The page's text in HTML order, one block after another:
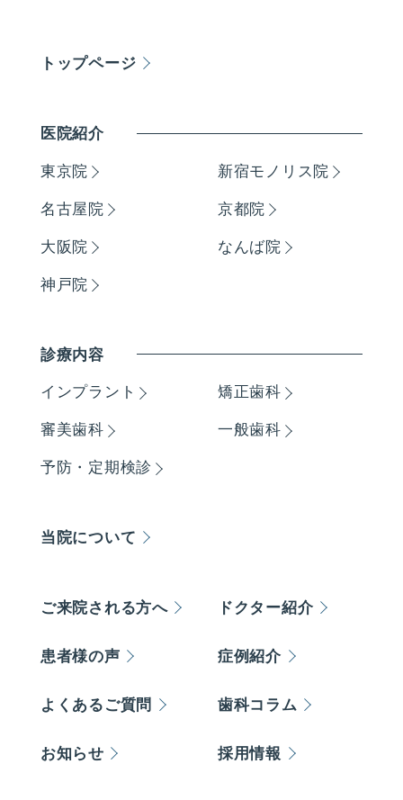
トップページ
医院紹介
東京院 新宿モノリス院
名古屋院 京都院
大阪院 なんば院
神戸院
診療内容
インプラント 矯正歯科
審美歯科 一般歯科
予防・定期検診
当院について
ご来院される方へ ドクター紹介
患者様の声 症例紹介
よくあるご質問 歯科コラム
お知らせ 採用情報